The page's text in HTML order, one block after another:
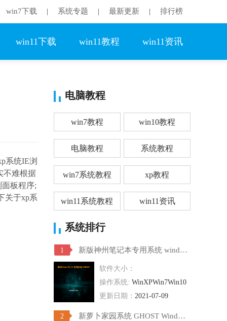
win7下载 系统专题 最新更新 排行榜
win11下载 win11教程 win11资讯
系统IE浏
不难根据
板程序;
关于xp系
电脑教程
win7教程 win10教程
电脑教程 系统教程
win7系统教程 xp教程
win11系统教程 win11资讯
系统排行
1 新版神州笔记本专用系统 windows10 64位 SP1 家庭旗舰版 V2021.07
软件大小：
操作系统: WinXPWin7Win10
更新日期： 2021-07-09
2 新萝卜家园系统 GHOST Windows10 X64 SP1 稳定装机版 V2021.07